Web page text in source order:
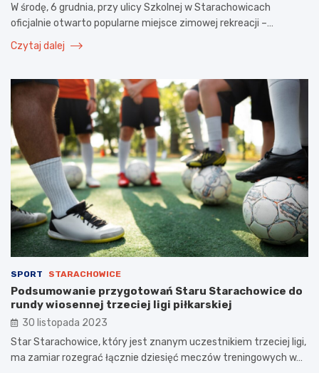
W środę, 6 grudnia, przy ulicy Szkolnej w Starachowicach
oficjalnie otwarto popularne miejsce zimowej rekreacji –…
Czytaj dalej
SPORT STARACHOWICE
Podsumowanie przygotowań Staru Starachowice do
rundy wiosennej trzeciej ligi piłkarskiej
30 listopada 2023
Star Starachowice, który jest znanym uczestnikiem trzeciej ligi,
ma zamiar rozegrać łącznie dziesięć meczów treningowych w…